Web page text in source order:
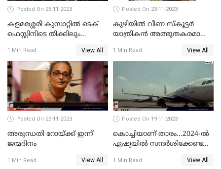
Posted On 25-11-2023
കളമശ്ശേരി കുസാറ്റില്‍ ടെക്
ഫെസ്റ്റിനിടെ തിക്കിലും
1 Min Read View All
Posted On 23-11-2023
കുഴിയിൽ വീണ സ്കൂട്ടർ
യാത്രികൻ അത്ഭുതകരമായി
1 Min Read View All
Posted On 23-11-2023
അരുന്ധതി റോയ്ക്ക് ഇന്ന്
ജന്മദിനം
1 Min Read View All
Posted On 19-11-2023
കൊച്ചിയാണ് താരം...2024-ല്‍
ഏഷ്യയില്‍ സന്ദര്‍ശിക്കേണ്ട
കൊച്ചിയും
1 Min Read View All